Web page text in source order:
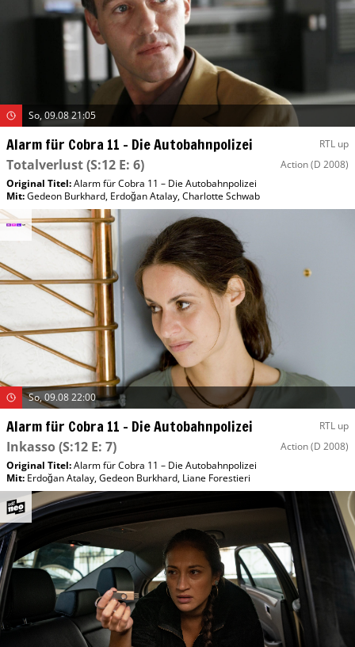
So, 09.08 21:05
Alarm für Cobra 11 – Die Autobahnpolizei RTL up
Totalverlust(S:12 E: 6) Action(D 2008)
Original Titel:Alarm für Cobra 11 – Die Autobahnpolizei
Mit:Gedeon Burkhard, Erdoğan Atalay,Charlotte Schwab
So, 09.08 22:00
Alarm für Cobra 11 – Die Autobahnpolizei RTL up
Inkasso(S:12 E: 7) Action(D 2008)
Original Titel:Alarm für Cobra 11 – Die Autobahnpolizei
Mit: Erdoğan Atalay,Gedeon Burkhard, Liane Forestieri